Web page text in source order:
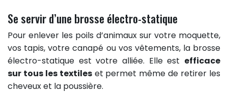
Se servir d’une brosse électro-statique
Pour enlever les poils d’animaux sur votre moquette,
vos tapis, votre canapé ou vos vêtements, la brosse
électro-statique est votre alliée. Elle est efficace
sur tous les textileset permet même de retirer les
cheveux et la poussière.